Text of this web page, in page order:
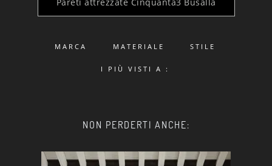
MARCA MATERIALE STILE
I PIÙ VISTI A :
NON PERDERTI ANCHE: